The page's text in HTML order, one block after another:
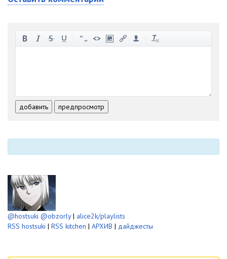
-
-
-
добавить предпросмотр
@hostsuki @obzorly| alice2k/playlists
RSS hostsuki | RSS kitchen | АРХИВ | дайджесты